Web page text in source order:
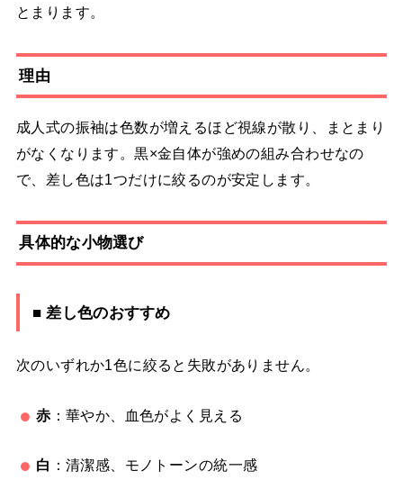
とまります。
理由
成人式の振袖は色数が増えるほど視線が散り、まとまり
がなくなります。黒×金自体が強めの組み合わせなの
で、差し色は1つだけに絞るのが安定します。
具体的な小物選び
■ 差し色のおすすめ
次のいずれか1色に絞ると失敗がありません。
赤 ：華やか、血色がよく見える
白 ：清潔感、モノトーンの統一感